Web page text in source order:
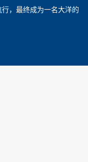
，最终成为一名大洋的